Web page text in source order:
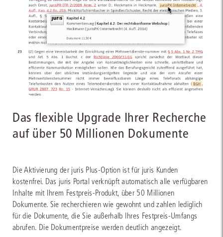
Das flexible Upgrade Ihrer Recherche
auf über 50 Millionen Dokumente
Die Aktivierung der juris Plus-Option ist für juris Kunden
kostenfrei. Das juris Portal verknüpft automatisch alle verfügbaren
Inhalte mit Ihrem Festpreis-Produkt, über 50 Millionen
Dokumente. Sie recherchieren wie gewohnt und zahlen lediglich
für die Dokumente, die Sie außerhalb Ihres Festpreis-Umfangs
abrufen. Die Dokumentpreise werden deutlich angezeigt.